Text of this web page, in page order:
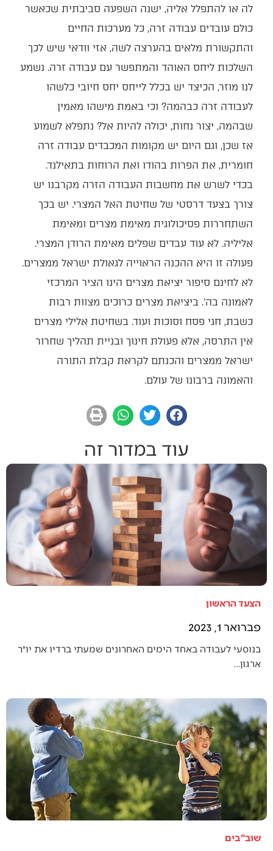
לה או להתפלל אליה, ישנה השפעה סביבתית שכאשר
כולם עובדים עבודה זרה, כל מערכות החיים
והתקשורת מלאים בהערצה לשה, אזי וודאי שיש לכך
השלכות ליחס האוהד והמתפשר עם עבודה זרה. נשמע
לנו מוזר, הכיצד יש בכלל לייחס יחס חיובי כלשהו
לעבודה זרה כבהמה? וכי באמת מישהו מאמין
שבהמה, יצור נחות, יכולה להיות אל? נתפלא לשמוע
אז שכן, וגם היום יש מקומות המכבדים עבודה זרה
חומרית, את הפרות בהודו ואת הרוחות בתאילנד.
בכדי לשרש את מחשבות העבודה הזרה מקרבנו יש
צורך בצעד דרסטי של שחיטת האל המצרי. יש בכך
השתחררות פסיכולוגית מאימת מצרים ומאימת
אליליה. לא עוד עבדים שפלים מאימת הרודן המצרי.
פעולה זו היא ההכנה הראוייה לגאולת ישראל ממצרים.
לא לחינם סיפור יציאת מצרים הינו הציר המרכזי
לאמונה בה'. ביציאת מצרים כרוכים מצוות רבות
כשבת, חגי פסח וסוכות ועוד. בשחיטת אלילי מצרים
אין התרסה, אלא פעולת חינוך ובניית תהליך שחרור
ישראל ממצרים והכנתם לקראת קבלת התורה
והאמונה ברבונו של עולם.
עוד במדור זה
הצעד הראשון
פברואר 1, 2023
בנוסעי לעבודה באחד הימים האחרונים שמעתי ברדיו את יו״ר
ארגון…
שוב"בים